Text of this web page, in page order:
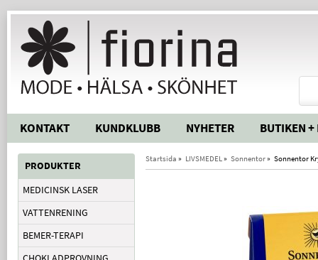
KONTAKT KUNDKLUBB NYHETER BUTIKEN +
PRODUKTER
MEDICINSK LASER
VATTENRENING
BEMER-TERAPI
Startsida » LIVSMEDEL » Sonnentor» Sonnentor